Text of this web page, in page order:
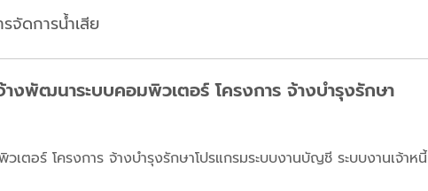
จัดการน้ำเสีย
างพัฒนาระบบคอมพิวเตอร์ โครงการ จ้างบำรุงรักษา
ตอร์ โครงการ จ้างบำรุงรักษาโปรแกรมระบบงานบัญชี ระบบงานเจ้าหนี้